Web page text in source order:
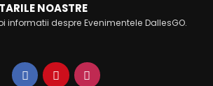
NOASTRE
informatii despre Evenimentele DallesGO.